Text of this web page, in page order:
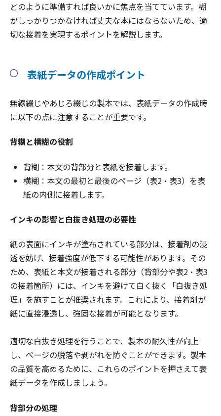
どのように準備すれば良いかに焦点を当てています。糊
がしっかりつかなければ丈夫な本にはならないため、適
切な接着を実現するポイントを解説します。
表紙データの作成ポイント
無線綴じやあじろ綴じの製本では、表紙データの作成時
に以下の点に注意することが重要です。
背糊と横糊の役割
背糊：本文の背部分と表紙を接着します。
横糊：本文の最初と最後のページ（表2・表3）を表
紙の内側に接着します。
インキの影響と白抜き処理の必要性
紙の表面にインキが塗布されている部分は、接着剤の浸
透を妨げ、接着強度が低下する可能性があります。その
ため、表紙と本文が接着される部分（背部分や表2・表3
の接着箇所）には、インキを避けて白く抜く「白抜き処
理」を施すことが推奨されます。これにより、接着剤が
紙に直接浸透し、強固な接着が可能となります。
適切な白抜き処理を行うことで、製本の耐久性が向上
し、ページの脱落や剥がれを防ぐことができます。製本
の品質を高めるために、これらのポイントを押さえて表
紙データを作成しましょう。
背部分の処理